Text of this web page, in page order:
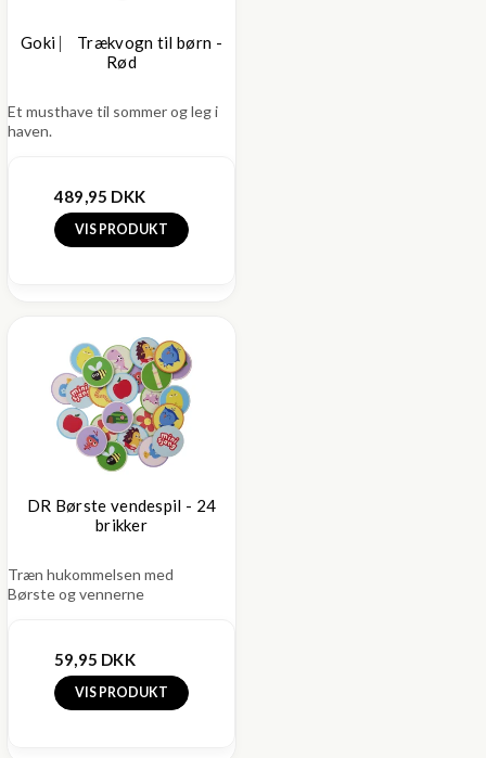
Goki ⎸ Trækvogn til børn -
Rød
Et musthave til sommer og leg i
haven.
489,95 DKK
VIS PRODUKT
DR Børste vendespil - 24
brikker
Træn hukommelsen med
Børste og vennerne
59,95 DKK
VIS PRODUKT